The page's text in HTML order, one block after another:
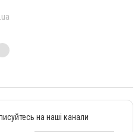
на наші канали